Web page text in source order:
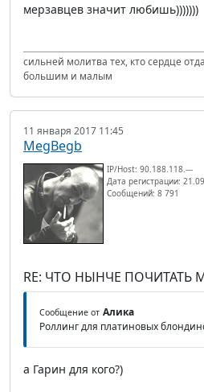
мерзавцев значит любишь)))))))
сильней молитва тех, кто сердце
большим и малым
11 января 2017 11:45
MegBegb
IP/Host: 90.188.118.---
Дата регистрации:
Сообщений: 8 791
RE: ЧТО НЫНЧЕ ПОЧИТАТЬ
Сообщение от Алика
Роллинг для платиновых
а Гарин для кого?)